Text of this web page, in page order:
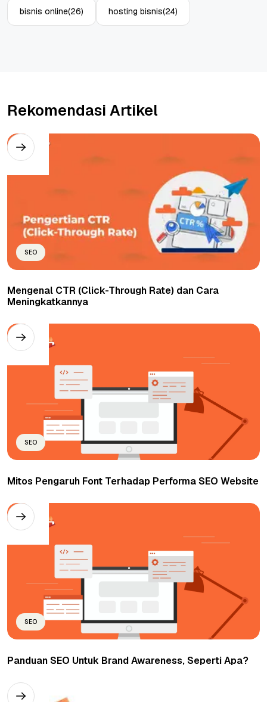
bisnis online(26) hosting bisnis(24)
Rekomendasi Artikel
SEO
Mengenal CTR (Click-Through Rate) dan Cara
Meningkatkannya
SEO
Mitos Pengaruh Font Terhadap Performa SEO Website
SEO
Panduan SEO Untuk Brand Awareness, Seperti Apa?